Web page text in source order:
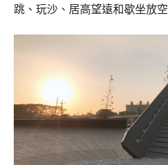
跳、玩沙、居高望遠和歇坐放空